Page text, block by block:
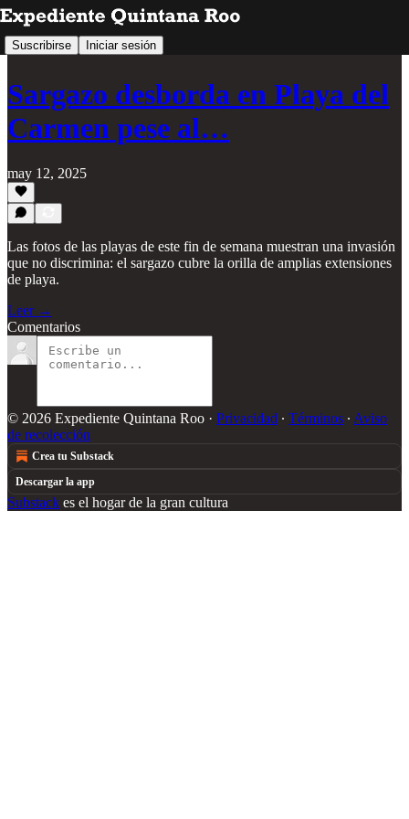
Suscribirse Iniciar sesión
Sargazo desborda en Playa del
Carmen pese al…
may 12, 2025
Las fotos de las playas de este fin de semana muestran una invasión
que no discrimina: el sargazo cubre la orilla de amplias extensiones
de playa.
Leer →
Comentarios
© 2026 Expediente Quintana Roo · Privacidad ∙ Términos ∙ Aviso
de recolección
Crea tu Substack
Descargar la app
Substack es el hogar de la gran cultura